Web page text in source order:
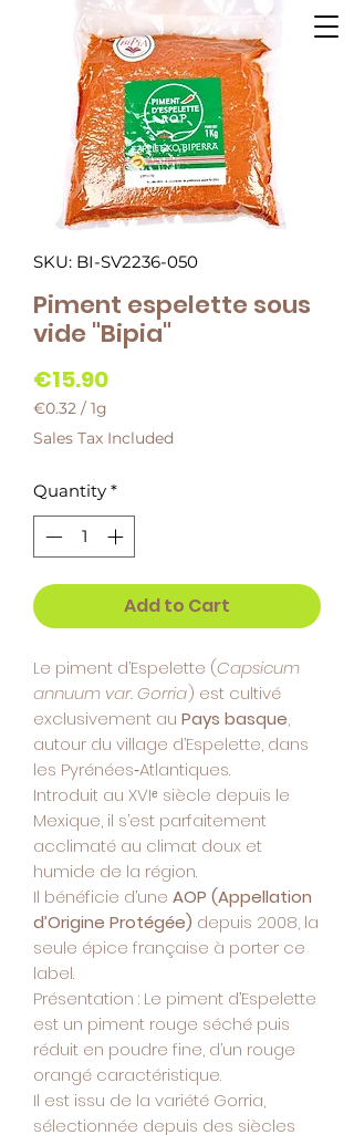
SKU: BI-SV2236-050
Piment espelette sous
vide "Bipia"
€15.90Price
€0.32 / 1g
€0.32
per
Gram
Sales Tax Included
Quantity *
Add to Cart
Le piment d’Espelette (Capsicum
annuum var. Gorria) est cultivé
exclusivement au Pays basque,
autour du village d’Espelette, dans
les Pyrénées‑Atlantiques.
Introduit au XVIᵉ siècle depuis le
Mexique, il s’est parfaitement
acclimaté au climat doux et
humide de la région.
Il bénéficie d’une AOP (Appellation
d’Origine Protégée) depuis 2008, la
seule épice française à porter ce
label.
Présentation : Le piment d’Espelette
est un piment rouge séché puis
réduit en poudre fine, d’un rouge
orangé caractéristique.
Il est issu de la variété Gorria,
sélectionnée depuis des siècles